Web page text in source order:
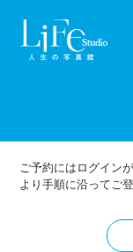
ご予約にはログイン
より手順に沿ってご